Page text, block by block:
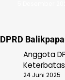
DPRD
Anggota
24 Juni 2025